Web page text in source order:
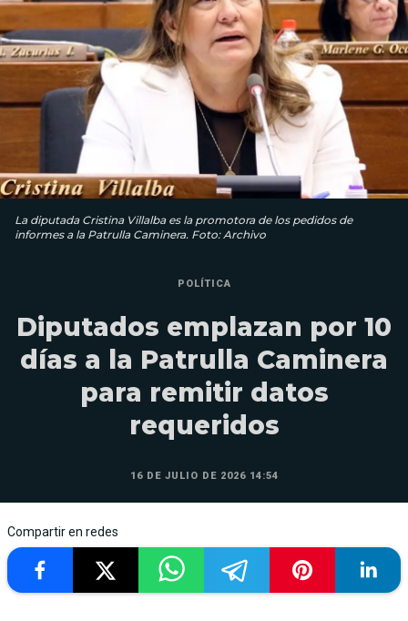
La diputada Cristina Villalba es la promotora de los pedidos de
informes a la Patrulla Caminera. Foto: Archivo
POLÍTICA
Diputados emplazan por 10
días a la Patrulla Caminera
para remitir datos
requeridos
16 DE JULIO DE 2026 14:54
Compartir en redes